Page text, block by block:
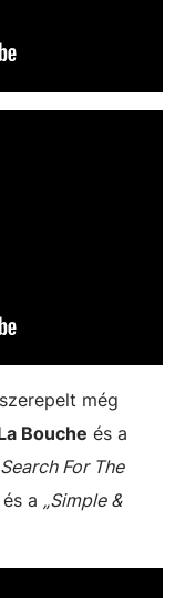
még
Bouche és a
For The
és a „Simple &